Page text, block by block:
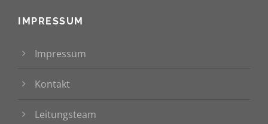
IMPRESSUM
Impressum
Kontakt
Leitungsteam